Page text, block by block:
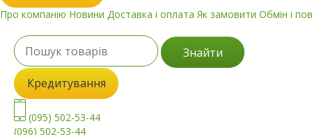
Про компанію Новини Доставка і оплата Як замовити Обмін і
Знайти
Кредитування
(095) 502-53-44
(096) 502-53-44